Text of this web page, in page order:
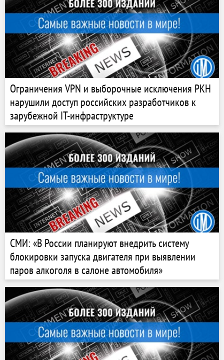
Ограничения VPN и выборочные исключения РКН
нарушили доступ российских разработчиков к
зарубежной IT-инфраструктуре
СМИ: «В России планируют внедрить систему
блокировки запуска двигателя при выявлении
паров алкоголя в салоне автомобиля»